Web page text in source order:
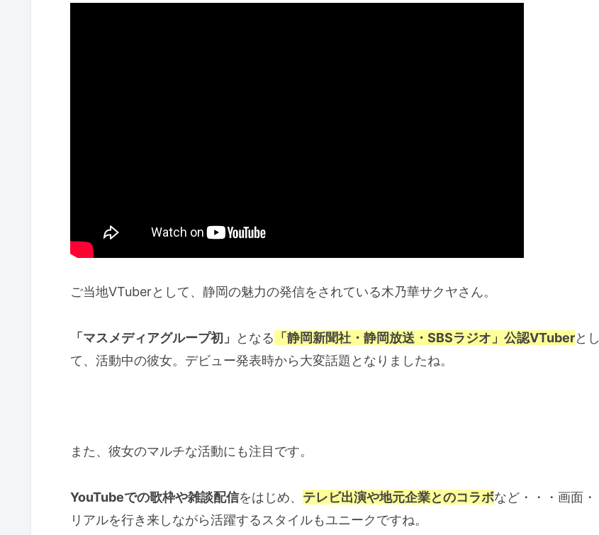
ご当地VTuberとして、静岡の魅力の発信をされている木乃華サクヤさん。
「マスメディアグループ初」 となる 「静岡新聞社・静岡放送・SBSラジオ」公認VTuberとし
て、活動中の彼女。デビュー発表時から大変話題となりましたね。
また、彼女のマルチな活動にも注目です。
YouTubeでの歌枠や雑談配信をはじめ、 テレビ出演や地元企業とのコラボなど・・・画面・
リアルを行き来しながら活躍するスタイルもユニークですね。